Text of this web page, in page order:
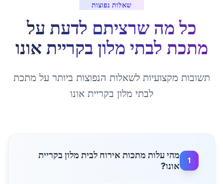
שאלות נפוצות
כל מה שרציתם לדעת על
מתכת לבתי מלון בקריית אונו
תשובות מקצועיות לשאלות הנפוצות ביותר על מתכת
לבתי מלון בקריית אונו
1
מהי עלות מתכות אירוח לבית מלון בקריית
אונו?